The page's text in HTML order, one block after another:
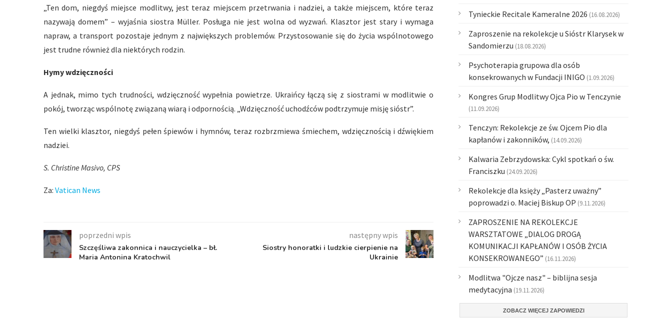
„Ten dom, niegdyś miejsce modlitwy, jest teraz miejscem przetrwania i nadziei, a także miejscem, które teraz
nazywają domem” – wyjaśnia siostra Müller. Posługa nie jest wolna od wyzwań. Klasztor jest stary i wymaga
napraw, a transport pozostaje jednym z największych problemów. Przystosowanie się do życia wspólnotowego
jest trudne również dla niektórych rodzin.
Hymy wdzięczności
A jednak, mimo tych trudności, wdzięczność wypełnia powietrze. Ukraińcy łączą się z siostrami w modlitwie o
pokój, tworząc wspólnotę związaną wiarą i odpornością. „Wdzięczność uchodźców podtrzymuje misję sióstr”.
Ten wielki klasztor, niegdyś pełen śpiewów i hymnów, teraz rozbrzmiewa śmiechem, wdzięcznością i dźwiękiem
nadziei.
S. Christine Masivo, CPS
Za: Vatican News
poprzedni wpis
Szczęśliwa zakonnica i nauczycielka – bł.
Maria Antonina Kratochwil
następny wpis
Siostry honoratki i ludzkie cierpienie na
Ukrainie
Tynieckie Recitale Kameralne 2026 (16.08.2026)
Zaproszenie na rekolekcje u Sióstr Klarysek w
Sandomierzu (18.08.2026)
Psychoterapia grupowa dla osób
konsekrowanych w Fundacji INIGO (1.09.2026)
Kongres Grup Modlitwy Ojca Pio w Tenczynie
(11.09.2026)
Tenczyn: Rekolekcje ze św. Ojcem Pio dla
kapłanów i zakonników, (14.09.2026)
Kalwaria Zebrzydowska: Cykl spotkań o św.
Franciszku (24.09.2026)
Rekolekcje dla księży „Pasterz uważny”
poprowadzi o. Maciej Biskup OP (9.11.2026)
ZAPROSZENIE NA REKOLEKCJE
WARSZTATOWE „DIALOG DROGĄ
KOMUNIKACJI KAPŁANÓW I OSÓB ŻYCIA
KONSEKROWANEGO” (16.11.2026)
Modlitwa "Ojcze nasz" – biblijna sesja
medytacyjna (19.11.2026)
ZOBACZ WIĘCEJ ZAPOWIEDZI